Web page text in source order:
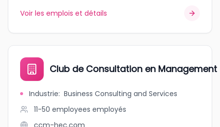
Voir les emplois et détails
Club de Consultation en Management
Industrie: Business Consulting and Services
11-50 employees employés
ccm-hec.com